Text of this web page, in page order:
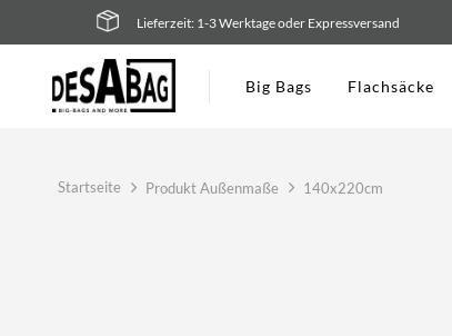
Lieferzeit: 1-3 Werktage oder Expressversand
Big Bags Flachsäcke
Startseite Produkt Außenmaße 140x220cm